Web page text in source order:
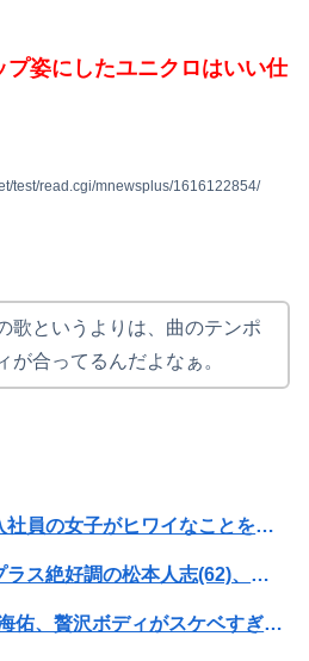
姿にしたユニクロはいい仕
test/read.cgi/mnewsplus/1616122854/
歌というよりは、曲のテンポ
が合ってるんだよなぁ。
職場で電話を取った新入社員の女子がヒワイなことを言われてショックを受けたことがあった
【朗報】ダウンタウンプラス絶好調の松本人志(62)、見た目がいまだにめっちゃ若々しいｗｗｗｗｗｗｗｗｗｗｗｗｗｗｗｗｗｗｗｗｗ（画像あり）
【画像】元NMB48和田海佑、贅沢ボディがスケベすぎるwwwwwwwボムの水着グラビアであざとセクシー爆発！！！